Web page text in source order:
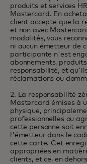
produits et services
Mastercard. En
client accepte que la
et non avec
modalités, vous
ni aucun émetteur de
participante n'est
abonnements,
responsabilité, et
réclamations ou
2. La responsabilité
Mastercard émises à
physique,
professionnelles ou
cette personne soit
l'émetteur dans le
cette carte. Cet
appropriées en
clients, et ce, en